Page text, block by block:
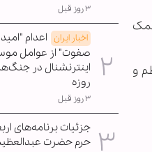
و
۳ روز قبل
اخبار ایران اعدام
صفوت" از عوامل
روزه
۳ روز قبل
جزئیات برنامه‌های
حرم حضرت